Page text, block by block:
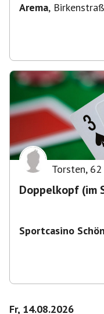
Arema,
Torsten, 62
Doppelkopf (im
Sportcasino
Fr, 14.08.2026